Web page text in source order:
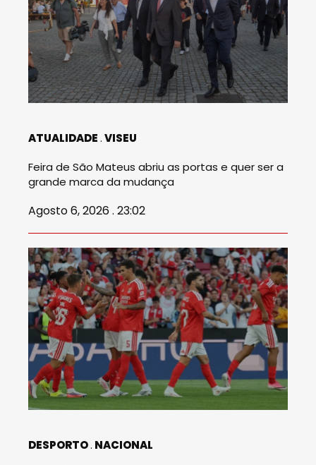
ATUALIDADE VISEU
Feira de São Mateus abriu as portas e quer ser a
grande marca da mudança
Agosto 6, 2026 . 23:02
DESPORTO NACIONAL